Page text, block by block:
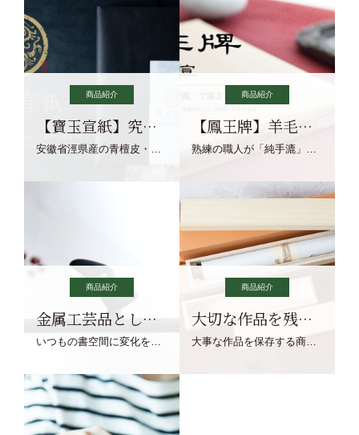
商品紹介
【寶玉宣紙】究極の純粋な宣紙を目指す寶玉宣紙
安徽省涇県産の青檀皮・砂田稲藁・清らかな渓流水、熟練手漉き職人の卓越した手漉技術による最高級の純宣紙です。
商品紹介
【鳳王牌】羊毛筆×濃墨での揮毫に最適な宣紙系画仙紙
熟練の職人が「純手漉」で漉きあげる書画紙。宣紙を好まれるお客様向けの棉料単宣に漉きあげました。
商品紹介
金属工芸品としての文鎮
いつもの書空間に変化を与えてくれる、見ているだけで愉しくなる金属工芸品の文鎮をご紹介します。
商品紹介
大切な作品を残す作品保存商品
大事な作品を保存する商品を取りまとめてご紹介ます。